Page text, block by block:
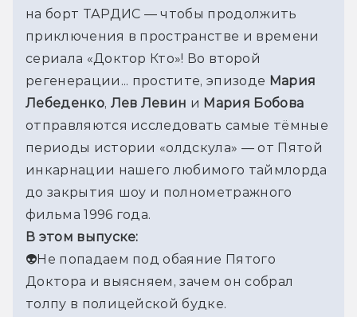
на борт ТАРДИС — чтобы продолжить
приключения в пространстве и времени
сериала «Доктор Кто»! Во второй
регенерации... простите, эпизоде Мария
Лебеденко, Лев Левин и Мария Бобова
отправляются исследовать самые тёмные
периоды истории «олдскула» — от Пятой
инкарнации нашего любимого таймлорда
до закрытия шоу и полнометражного
фильма 1996 года.
В этом выпуске:
👽Не попадаем под обаяние Пятого
Доктора и выясняем, зачем он собрал
толпу в полицейской будке.